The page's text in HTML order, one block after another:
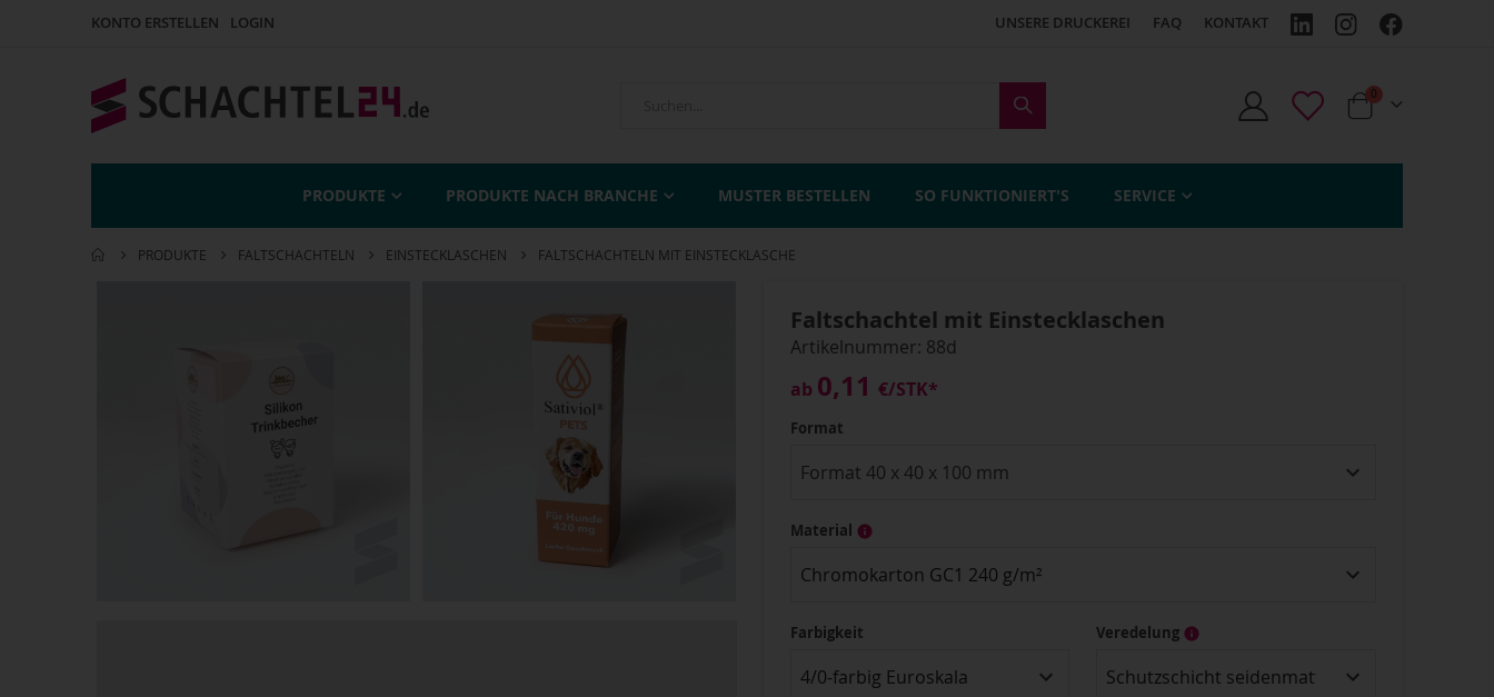
KONTO ERSTELLEN LOGIN UNSERE DRUCKEREI FAQ KONTAKT
Cart
0 Artikel
PRODUKTE PRODUKTE NACH BRANCHE MUSTER BESTELLEN SO FUNKTIONIERT'S SERVICE
PRODUKTE FALTSCHACHTELN EINSTECKLASCHEN FALTSCHACHTELN MIT EINSTECKLASCHE
Faltschachtel mit Einstecklaschen
Artikelnummer: 88d
ab 0,11 €/STK*
Format
Material
Chromokarton GC1 240 g/m²
Farbigkeit
4/0-farbig Euroskala
Veredelung
Schutzschicht seidenmatt